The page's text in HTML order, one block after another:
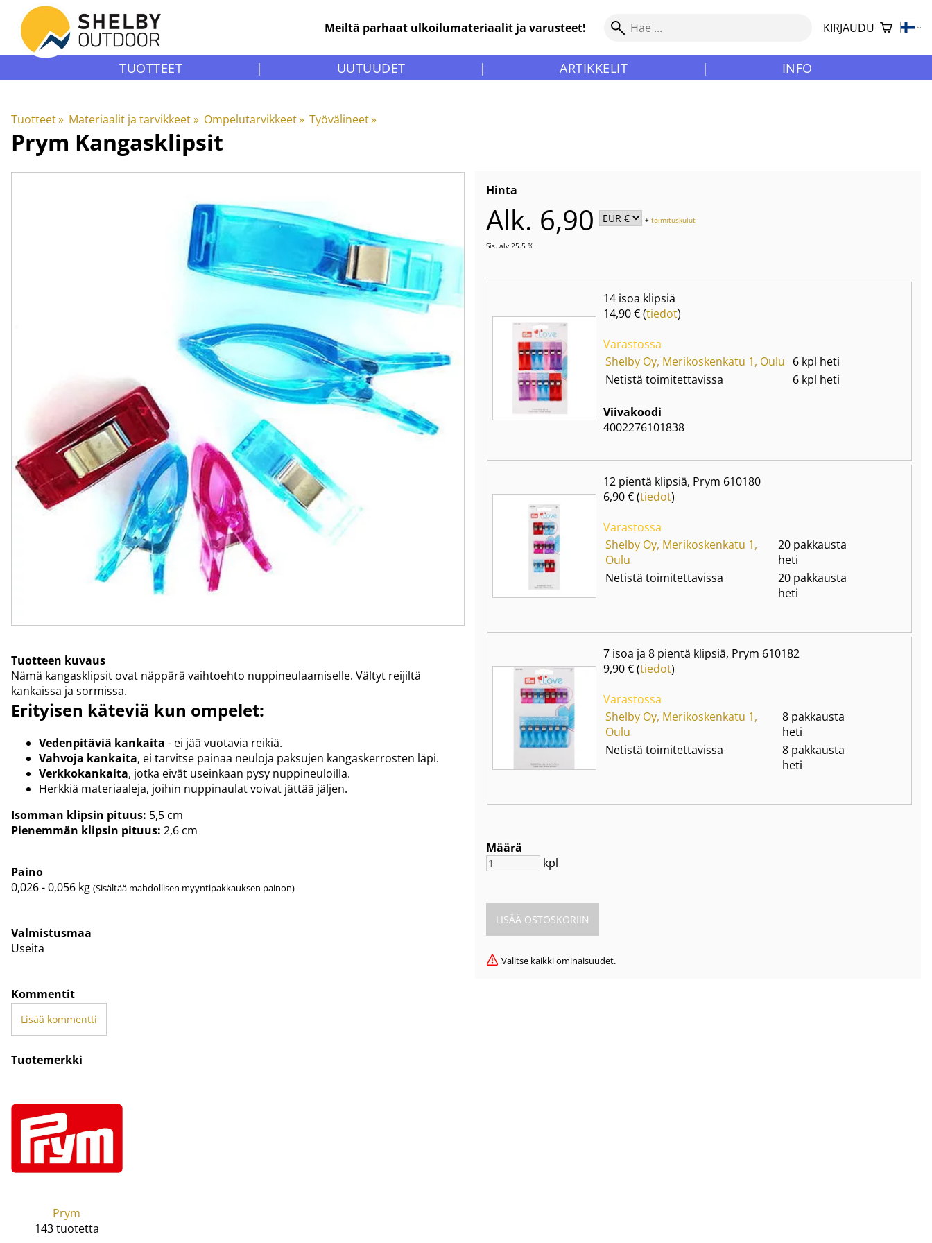
Meiltä parhaat ulkoilumateriaalit ja varusteet! KIRJAUDU
TUOTTEET | UUTUUDET | ARTIKKELIT | INFO
Tuotteet‪» Materiaalit ja tarvikkeet‪» Ompelutarvikkeet‪» Työvälineet‪»
Prym Kangasklipsit
Hinta
Alk. 6,90 +toimituskulut
Sis. alv 25.5 %
14 isoa klipsiä
14,90 € (tiedot)
Varastossa
Shelby Oy, Merikoskenkatu 1, Oulu 6 kpl heti
Netistä toimitettavissa
6 kpl heti
Viivakoodi
4002276101838
12 pientä klipsiä, Prym 610180
6,90 € (tiedot)
Varastossa
Shelby Oy, Merikoskenkatu 1,
Oulu
20 pakkausta
heti
Netistä toimitettavissa
20 pakkausta
heti
7 isoa ja 8 pientä klipsiä, Prym 610182
9,90 € (tiedot)
Varastossa
Shelby Oy, Merikoskenkatu 1,
Oulu
8 pakkausta
heti
Netistä toimitettavissa
8 pakkausta
heti
Määrä
kpl
Valitse kaikki ominaisuudet.
Tuotteen kuvaus
Nämä kangasklipsit ovat näppärä vaihtoehto nuppineulaamiselle. Vältyt reijiltä
kankaissa ja sormissa.
Erityisen käteviä kun ompelet:
Vedenpitäviä kankaita - ei jää vuotavia reikiä.
Vahvoja kankaita, ei tarvitse painaa neuloja paksujen kangaskerrosten läpi.
Verkkokankaita, jotka eivät useinkaan pysy nuppineuloilla.
Herkkiä materiaaleja, joihin nuppinaulat voivat jättää jäljen.
Isomman klipsin pituus: 5,5 cm
Pienemmän klipsin pituus: 2,6 cm
Paino
0,026 - 0,056 kg (Sisältää mahdollisen myyntipakkauksen painon)
Valmistusmaa
Useita
Kommentit
Lisää kommentti
Tuotemerkki
Prym
143 tuotetta